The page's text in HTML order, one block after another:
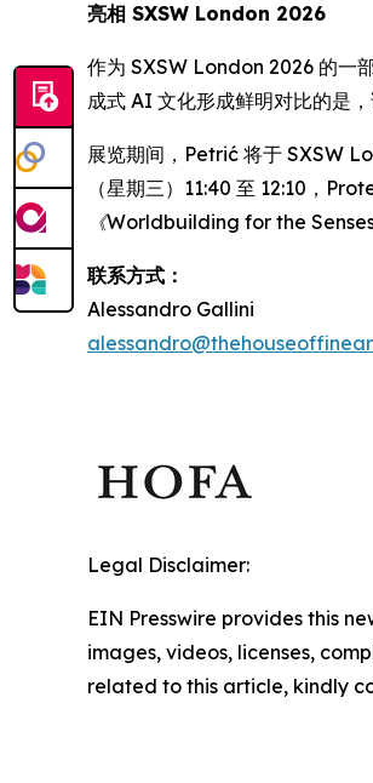
亮相 SXSW London 2026
作为 SXSW London 2026 的一
成式 AI 文化形成鲜明对比的是
展览期间，Petrić 将于 SXSW
（星期三）11:40 至 12:10，
《Worldbuilding for the
联系方式：
Alessandro Gallini
Legal Disclaimer:
EIN Presswire provides this
images, videos, licenses,
related to this article, kindly